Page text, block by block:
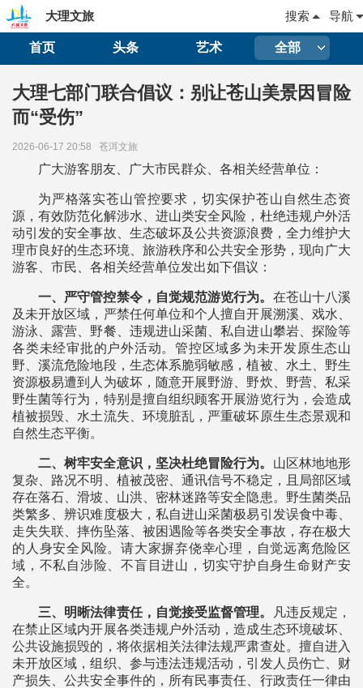
大理文旅 导航
搜索
首页 头条 艺术 全部
大理七部门联合倡议：别让苍山美景因冒险
而“受伤”
2026-06-17 20:58 苍洱文旅
广大游客朋友、广大市民群众、各相关经营单位：
为严格落实苍山管控要求，切实保护苍山自然生态资
源，有效防范化解涉水、进山类安全风险，杜绝违规户外活
动引发的安全事故、生态破坏及公共资源浪费，全力维护大
理市良好的生态环境、旅游秩序和公共安全形势，现向广大
游客、市民、各相关经营单位发出如下倡议：
一、严守管控禁令，自觉规范游览行为。 在苍山十八溪
及未开放区域，严禁任何单位和个人擅自开展溯溪、戏水、
游泳、露营、野餐、违规进山采菌、私自进山攀岩、探险等
各类未经审批的户外活动。管控区域多为未开发原生态山
野、溪流危险地段，生态体系脆弱敏感，植被、水土、野生
资源极易遭到人为破坏，随意开展野游、野炊、野营、私采
野生菌等行为，特别是擅自组织顾客开展游览行为，会造成
植被损毁、水土流失、环境脏乱，严重破坏原生生态景观和
自然生态平衡。
二、树牢安全意识，坚决杜绝冒险行为。 山区林地地形
复杂、路况不明、植被茂密、通讯信号不稳定，且局部区域
存在落石、滑坡、山洪、密林迷路等安全隐患。野生菌类品
类繁多、辨识难度极大，私自进山采菌极易引发误食中毒、
走失失联、摔伤坠落、被困遇险等各类安全事故，存在极大
的人身安全风险。请大家摒弃侥幸心理，自觉远离危险区
域，不私自涉险、不盲目进山，切实守护自身生命财产安
全。
三、明晰法律责任，自觉接受监督管理。
凡违反规定，
在禁止区域内开展各类违规户外活动，造成生态环境破坏、
公共设施损毁的，将依据相关法律法规严肃查处。擅自进入
未开放区域，组织、参与违法违规活动，引发人员伤亡、财
产损失、公共安全事件的，所有民事责任、行政责任一律由